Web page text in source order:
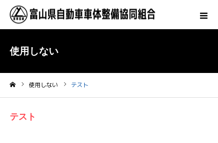
使用しない
使用しない テスト
テスト